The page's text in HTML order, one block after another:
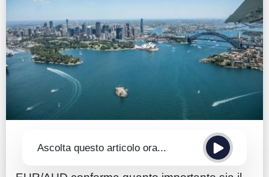
Quotazioni
Conto IG
Guru Monitor
Stagionalità
Ascolta questo articolo ora...